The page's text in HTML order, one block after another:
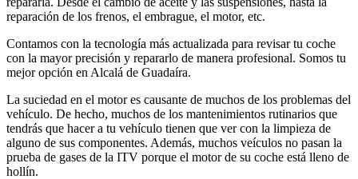
reparación de los frenos, el embrague, el motor, etc.
Contamos con la tecnología más actualizada para revisar tu coche
con la mayor precisión y repararlo de manera profesional. Somos tu
mejor opción en Alcalá de Guadaíra.
La suciedad en el motor es causante de muchos de los problemas del
vehículo. De hecho, muchos de los mantenimientos rutinarios que
tendrás que hacer a tu vehículo tienen que ver con la limpieza de
alguno de sus componentes. Además, muchos veículos no pasan la
prueba de gases de la ITV porque el motor de su coche está lleno de
hollín.